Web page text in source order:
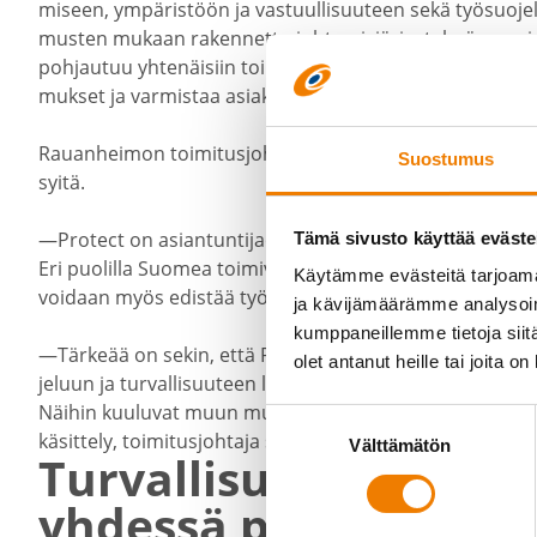
Suostumus
Tämä sivusto käyttää
Käytämme evästeitä
ja kävijämäärämme
kumppaneillemme tietoja
olet antanut heille tai joita
Suostumuksen
Välttämätön
miseen, ympäristöön ja vastuul­li­suuteen sekä
musten mukaan raken­nettu johta­mis­jär­jes­telmä
pohjautuu yhtenäisiin toimin­ta­mal­leihin ja on samaan
mukset ja varmistaa asiakkaan saaman palvelun laadun.
Rauan­heimon toimi­tus­joh­tajan Joakim Laxåbackan
syitä.
—Protect on asian­tun­ti­jaor­ga­ni­saatio, jolla on laaja
Eri puolilla Suomea toimivan toimijan kanssa
voidaan myös edistää työnan­tajan ja työnte­ki­jöiden
—Tärkeää on sekin, että Protec­tilta saatavan palvelun
jeluun ja turval­li­suuteen liittyvät lakien ja asetusten
Näihin kuuluvat muun muassa vaarojen selvi­tysten
käsittely, toimi­tus­johtaja sanoo.